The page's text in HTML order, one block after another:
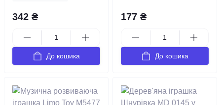
342 ₴
До кошика
177 ₴
До кошика